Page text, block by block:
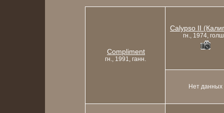
Compliment
гн., 1991, ганн.
Calypso II
гн., 1974,
Нет данных